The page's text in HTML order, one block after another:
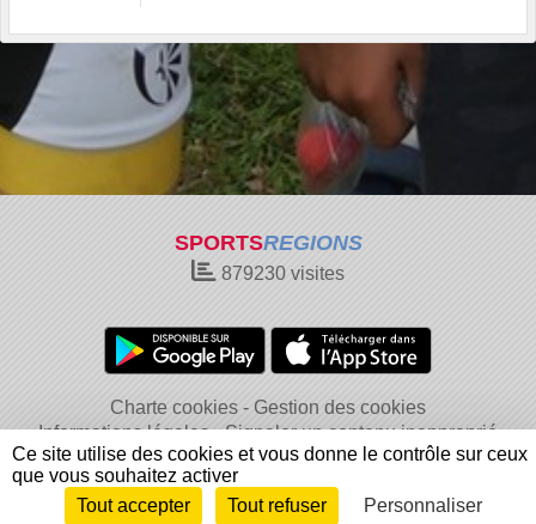
SPORTSREGIONS
879230 visites
Charte cookies
Gestion des cookies
Informations légales
Signaler un contenu inapproprié
Envie de participer ? Connexion
Ce site utilise des cookies et vous donne le contrôle sur ceux
que vous souhaitez activer
Tout accepter
Tout refuser Personnaliser